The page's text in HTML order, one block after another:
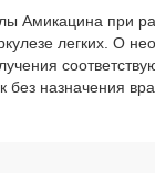
Амикацина при
легких. О
назначения